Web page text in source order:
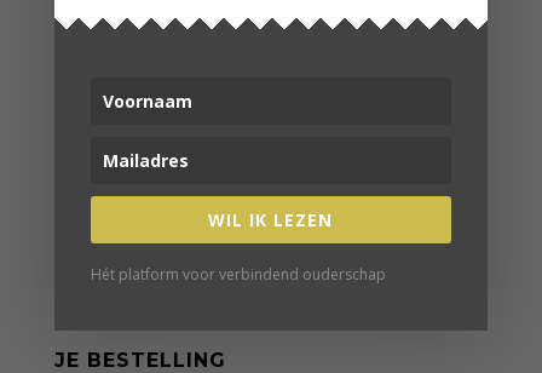
JE BESTELLING
WIL IK LEZEN
Hét platform voor verbindend ouderschap